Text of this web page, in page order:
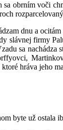
obrním voči
dnu a
slávnej firmy
sa nachádza
hráva jeho
byte už ostala